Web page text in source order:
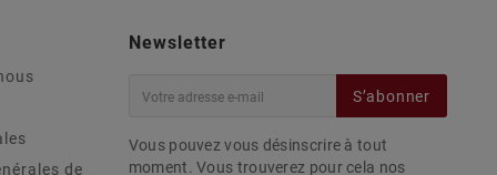
de
Newsletter
S’abonner
Vous pouvez vous désinscrire à tout
moment. Vous trouverez pour cela nos